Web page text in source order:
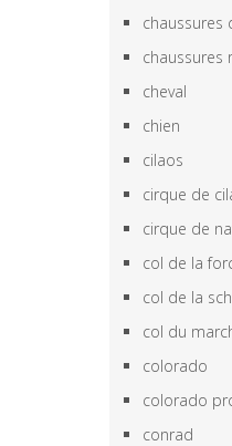
chaussures
chaussures
cheval
chien
cilaos
cirque de
cirque de
col de la
col de la
col du
colorado
colorado
conrad